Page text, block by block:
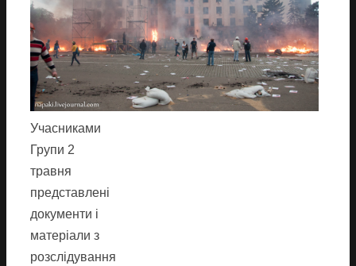
Учасниками
Групи 2
травня
представлені
документи і
матеріали з
розслідування